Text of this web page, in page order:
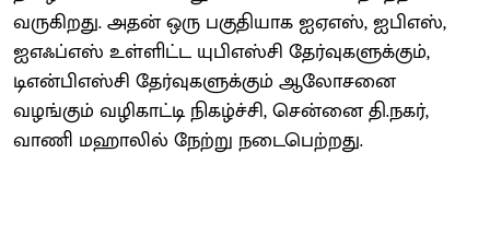
வருகிறது. அதன் ஒரு பகுதியாக ஐஏஎஸ், ஐபிஎஸ்,
ஐஎஃப்எஸ் உள்ளிட்ட யுபிஎஸ்சி தேர்வுகளுக்கும்,
டிஎன்பிஎஸ்சி தேர்வுகளுக்கும் ஆலோசனை
வழங்கும் வழிகாட்டி நிகழ்ச்சி, சென்னை தி.நகர்,
வாணி மஹாலில் நேற்று நடைபெற்றது.